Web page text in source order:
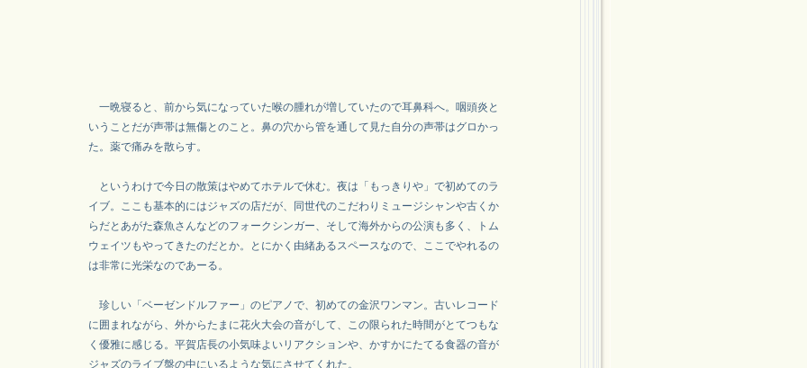
一晩寝ると、前から気になっていた喉の腫れが増していたので耳鼻科へ。咽頭炎と
いうことだが声帯は無傷とのこと。鼻の穴から管を通して見た自分の声帯はグロかっ
た。薬で痛みを散らす。
というわけで今日の散策はやめてホテルで休む。夜は「もっきりや」で初めてのラ
イブ。ここも基本的にはジャズの店だが、同世代のこだわりミュージシャンや古くか
らだとあがた森魚さんなどのフォークシンガー、そして海外からの公演も多く、トム
ウェイツもやってきたのだとか。とにかく由緒あるスペースなので、ここでやれるの
は非常に光栄なのであーる。
珍しい「ベーゼンドルファー」のピアノで、初めての金沢ワンマン。古いレコード
に囲まれながら、外からたまに花火大会の音がして、この限られた時間がとてつもな
く優雅に感じる。平賀店長の小気味よいリアクションや、かすかにたてる食器の音が
ジャズのライブ盤の中にいるような気にさせてくれた。